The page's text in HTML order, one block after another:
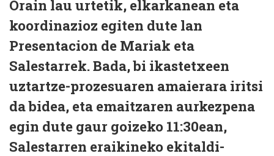
Orain lau urtetik, elkarkanean eta
koordinazioz egiten dute lan
Presentacion de Mariak eta
Salestarrek. Bada, bi ikastetxeen
uztartze-prozesuaren amaierara iritsi
da bidea, eta emaitzaren aurkezpena
egin dute gaur goizeko 11:30ean,
Salestarren eraikineko ekitaldi-